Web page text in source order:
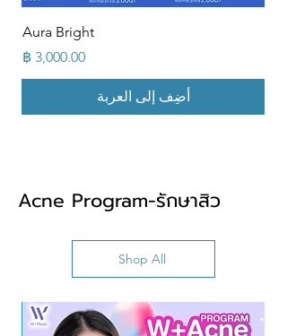
Aura Bright
السعر
أضِف إلى العربة
Acne Program-รักษาสิว
Shop All